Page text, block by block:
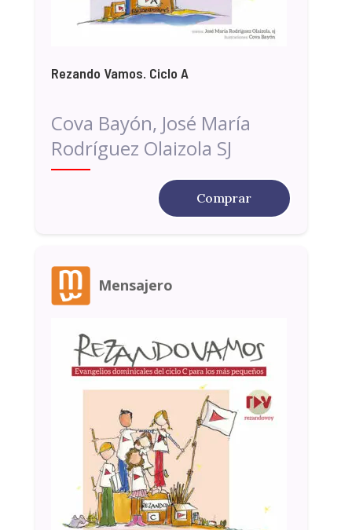
Rezando Vamos. Ciclo A
Cova Bayón, José María
Rodríguez Olaizola SJ
Comprar
Mensajero